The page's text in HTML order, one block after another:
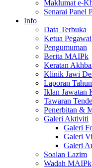
Maklumat e-
Senarai Panel
Info
Data Terbuka
Ketua
Pengumuman
Berita MAIPk
Keratan
Klinik Jawi
Laporan
Iklan Jawatan
Tawaran
Penerbitan &
Galeri Aktiviti
Galeri
Galeri
Galeri
Soalan Lazim
Wadah MAIPk